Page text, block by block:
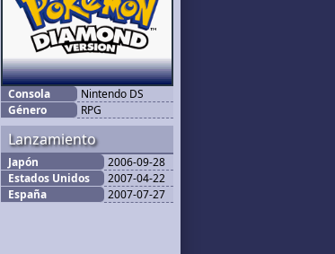
Consola
Nintendo DS
Género
RPG
Lanzamiento
Japón
2006-09-28
Estados Unidos
2007-04-22
España
2007-07-27